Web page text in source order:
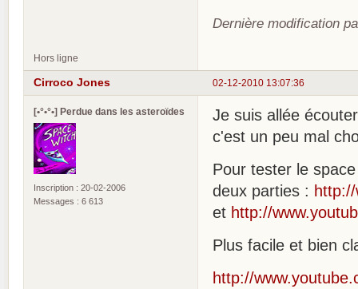
Dernière modification
Hors ligne
02-12-2010 13:07:36
Cirroco Jones
[•°•°•] Perdue dans les asteroïdes
Inscription : 20-02-2006
Messages : 6 613
Je suis allée
c'est un peu mal
Pour tester le
deux parties :
et http://
Plus facile et bien
http://